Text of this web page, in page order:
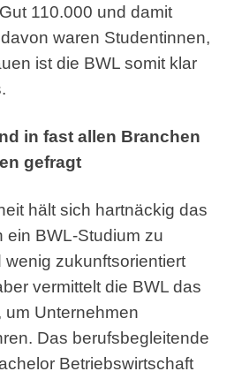
110.000 und damit
waren Studentinnen,
ist die BWL somit klar
in fast allen Branchen
gefragt
hält sich hartnäckig das
ein BWL-Studium zu
zukunftsorientiert
vermittelt die BWL das
Unternehmen
Das berufsbegleitende
Betriebswirtschaft